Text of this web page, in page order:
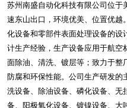
苏州南盛自动化科技有限公司位
速东山出口，环境优美、位置优越
化设备和零部件表面处理设备的
计生产经验，生产设备应用于航
面除油、清洗、镀层等；致力于
防腐和环保性能。公司生产研发的
洗设备、除油设备、磷化设备、
备、阳极氧化设备、镀镍设备、大